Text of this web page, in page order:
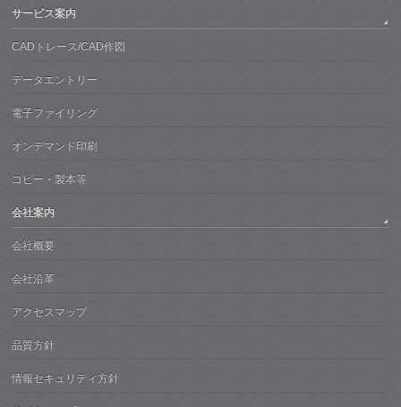
サービス案内
CADトレース/CAD作図
データエントリー
電子ファイリング
オンデマンド印刷
コピー・製本等
会社案内
会社概要
会社沿革
アクセスマップ
品質方針
情報セキュリティ方針